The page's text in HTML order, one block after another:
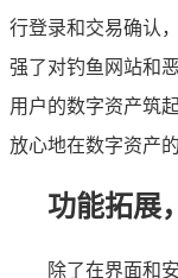
行登录和交易确认
强了对钓鱼网站和
用户的数字资产筑
放心地在数字资产
功能拓展
除了在界面和